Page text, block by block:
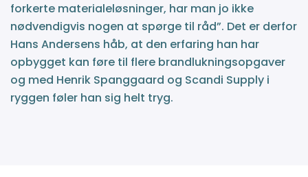
forkerte materialeløsninger, har man jo ikke
nødvendigvis nogen at spørge til råd”. Det er derfor
Hans Andersens håb, at den erfaring han har
opbygget kan føre til flere brandlukningsopgaver
og med Henrik Spanggaard og Scandi Supply i
ryggen føler han sig helt tryg.